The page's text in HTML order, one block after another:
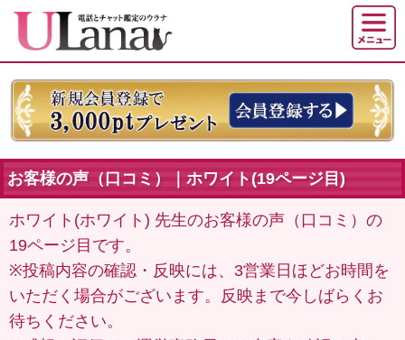
お客様の声（口コミ）｜ホワイト(19ページ目)
ホワイト(ホワイト) 先生のお客様の声（口コミ）の
19ページ目です。
※投稿内容の確認・反映には、3営業日ほどお時間を
いただく場合がございます。反映まで今しばらくお
待ちください。